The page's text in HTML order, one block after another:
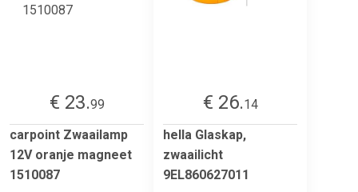
€ 23.99
carpoint Zwaailamp
12V oranje magneet
1510087
€ 26.14
hella Glaskap,
zwaailicht
9EL860627011